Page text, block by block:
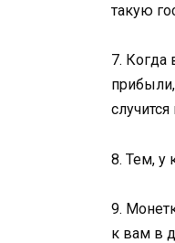
такую
7. Когда
8. Тем, у
9.
к вам в